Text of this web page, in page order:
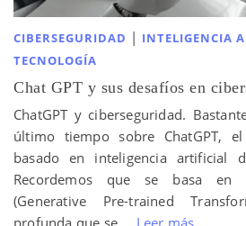
CIBERSEGURIDAD | INTELIGENCIA
TECNOLOGÍA
Chat GPT y sus desafíos en
ChatGPT y ciberseguridad.
último tiempo sobre ChatGPT,
basado en inteligencia artificial
Recordemos que se basa en
(Generative Pre-trained
profunda que se … Leer más